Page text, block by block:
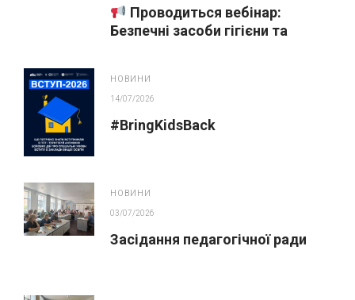
Проводиться вебінар:
Безпечні засоби гігієни та
НОВИНИ
14/07/2026
#BringKidsBack
НОВИНИ
03/07/2026
Засідання педагогічної ради